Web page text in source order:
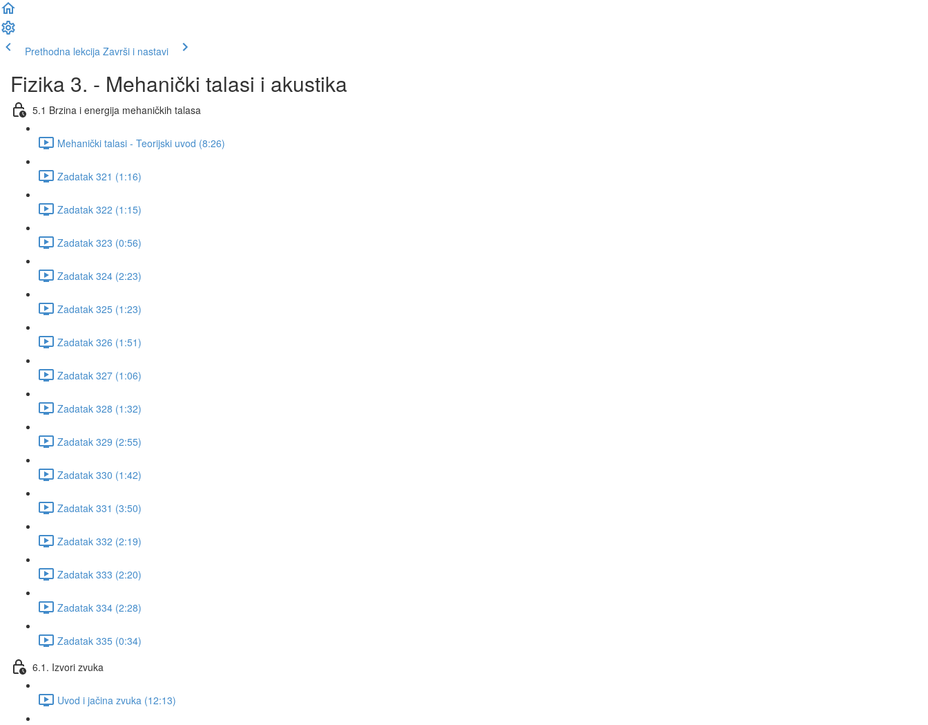
Prethodna lekcija Završi i nastavi
Fizika 3. - Mehanički talasi i akustika
5.1 Brzina i energija mehaničkih talasa
Mehanički talasi - Teorijski uvod (8:26)
Zadatak 321 (1:16)
Zadatak 322 (1:15)
Zadatak 323 (0:56)
Zadatak 324 (2:23)
Zadatak 325 (1:23)
Zadatak 326 (1:51)
Zadatak 327 (1:06)
Zadatak 328 (1:32)
Zadatak 329 (2:55)
Zadatak 330 (1:42)
Zadatak 331 (3:50)
Zadatak 332 (2:19)
Zadatak 333 (2:20)
Zadatak 334 (2:28)
Zadatak 335 (0:34)
6.1. Izvori zvuka
Uvod i jačina zvuka (12:13)